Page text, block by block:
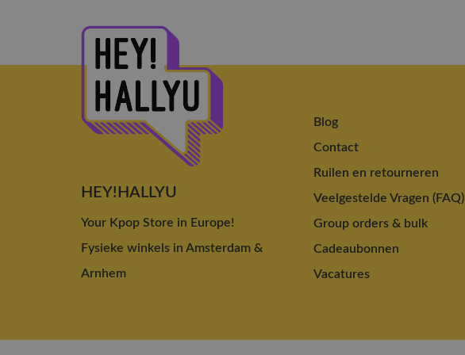
HEY!HALLYU
Your Kpop Store in Europe!
Fysieke winkels in Amsterdam &
Arnhem
Blog
Contact
Ruilen en retourneren
Veelgestelde Vragen (FAQ)
Group orders & bulk
Cadeaubonnen
Vacatures